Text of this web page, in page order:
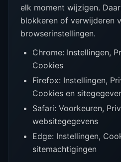
elk moment wijzigen.
blokkeren of verwijderen
browserinstellingen.
Chrome: Instellingen,
Cookies
Firefox: Instellingen,
Cookies en
Safari: Voorkeuren,
websitegegevens
Edge: Instellingen,
sitemachtigingen